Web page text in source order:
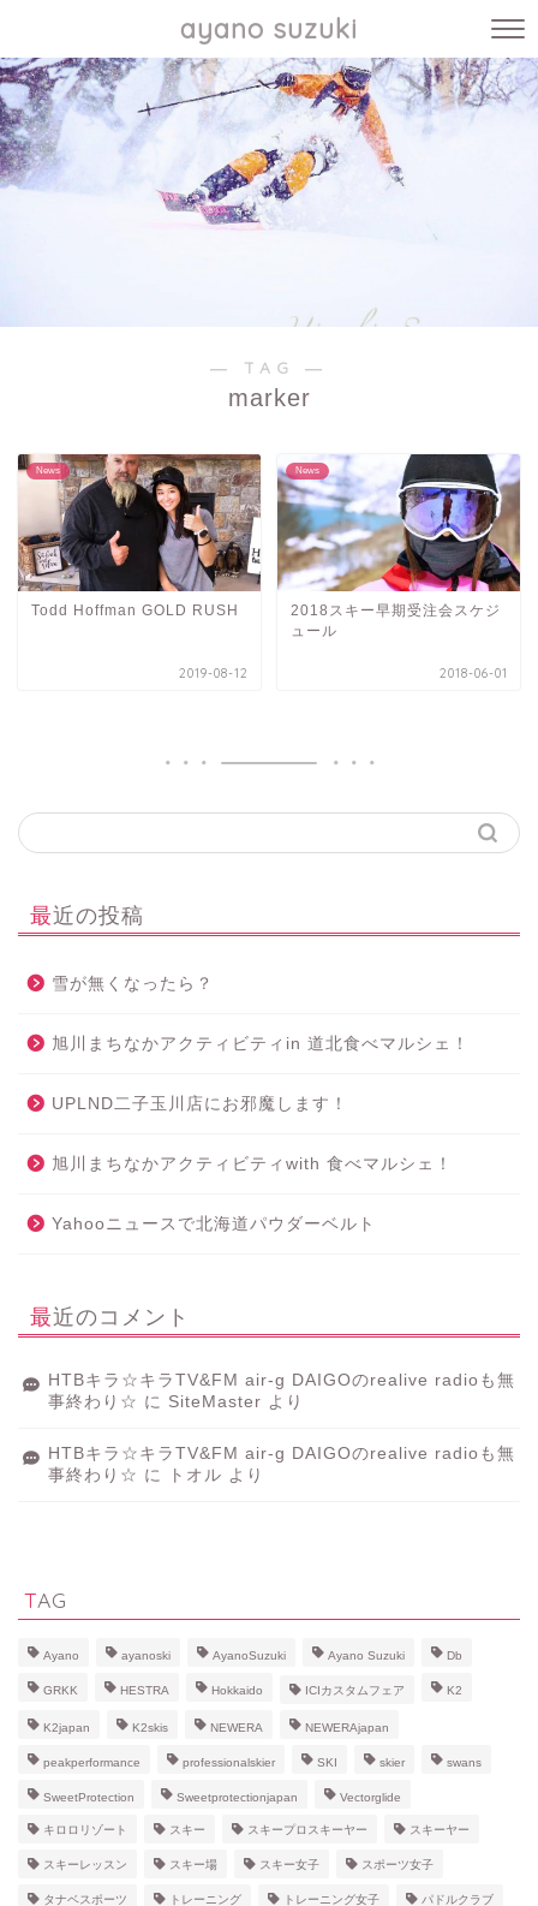
ayano suzuki
― TAG ―
marker
News
Todd Hoffman GOLD RUSH
2019-08-12
News
2018スキー早期受注会スケジ
ュール
2018-06-01
最近の投稿
雪が無くなったら？
旭川まちなかアクティビティin 道北食べマルシェ！
UPLND二子玉川店にお邪魔します！
旭川まちなかアクティビティwith 食べマルシェ！
Yahooニュースで北海道パウダーベルト
最近のコメント
HTBキラ☆キラTV&FM air-g DAIGOのrealive radioも無
事終わり☆ に SiteMaster より
HTBキラ☆キラTV&FM air-g DAIGOのrealive radioも無
事終わり☆ に トオル より
TAG
Ayano ayanoski AyanoSuzuki Ayano Suzuki Db
GRKK HESTRA Hokkaido ICIカスタムフェア K2
K2japan K2skis NEWERA NEWERAjapan
peakperformance professionalskier SKI skier swans
SweetProtection Sweetprotectionjapan Vectorglide
キロロリゾート スキー スキープロスキーヤー スキーヤー
スキーレッスン スキー場 スキー女子 スポーツ女子
タナベスポーツ トレーニング トレーニング女子 パドルクラブ